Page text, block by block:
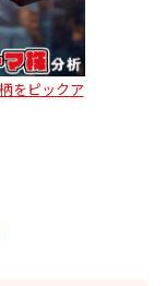
をピックア